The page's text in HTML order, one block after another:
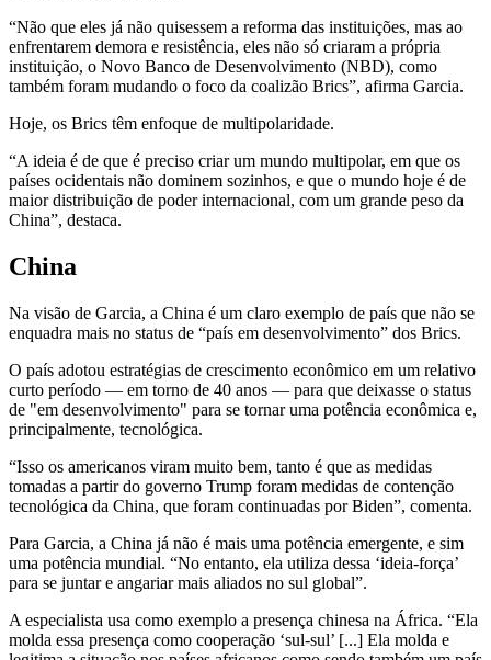
“Não que eles já não quisessem a reforma das instituições, mas ao
enfrentarem demora e resistência, eles não só criaram a própria
instituição, o Novo Banco de Desenvolvimento (NBD), como
também foram mudando o foco da coalizão Brics”, afirma Garcia.
Hoje, os Brics têm enfoque de multipolaridade.
“A ideia é de que é preciso criar um mundo multipolar, em que os
países ocidentais não dominem sozinhos, e que o mundo hoje é de
maior distribuição de poder internacional, com um grande peso da
China”, destaca.
China
Na visão de Garcia, a China é um claro exemplo de país que não se
enquadra mais no status de “país em desenvolvimento” dos Brics.
O país adotou estratégias de crescimento econômico em um relativo
curto período — em torno de 40 anos — para que deixasse o status
de "em desenvolvimento" para se tornar uma potência econômica e,
principalmente, tecnológica.
“Isso os americanos viram muito bem, tanto é que as medidas
tomadas a partir do governo Trump foram medidas de contenção
tecnológica da China, que foram continuadas por Biden”, comenta.
Para Garcia, a China já não é mais uma potência emergente, e sim
uma potência mundial. “No entanto, ela utiliza dessa ‘ideia-força’
para se juntar e angariar mais aliados no sul global”.
A especialista usa como exemplo a presença chinesa na África. “Ela
molda essa presença como cooperação ‘sul-sul’ [...] Ela molda e